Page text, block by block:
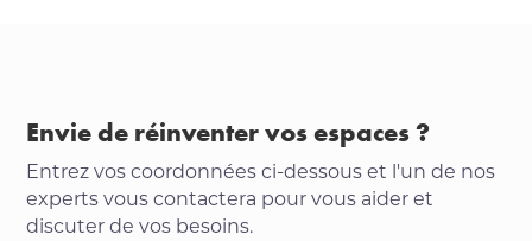
Envie de réinventer vos espaces ?
Entrez vos coordonnées ci-dessous et l'un de nos
experts vous contactera pour vous aider et
discuter de vos besoins.